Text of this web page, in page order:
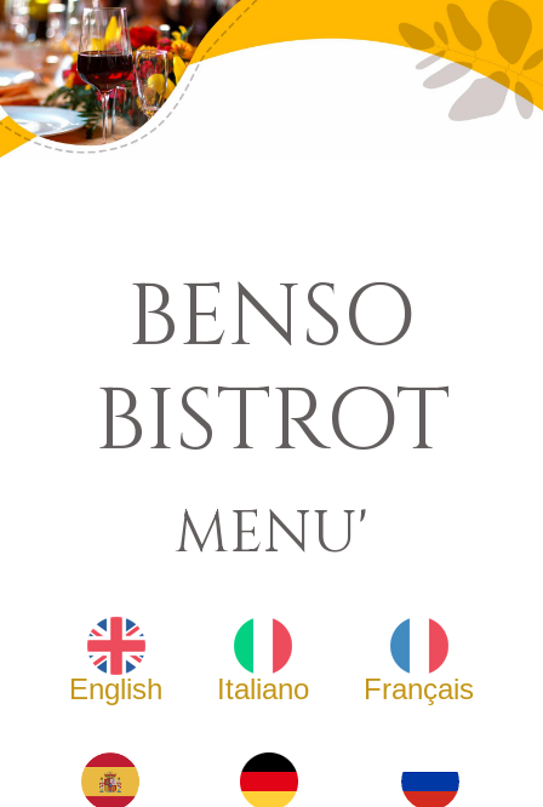
BENSO
BISTROT
MENU'
English Italiano Français